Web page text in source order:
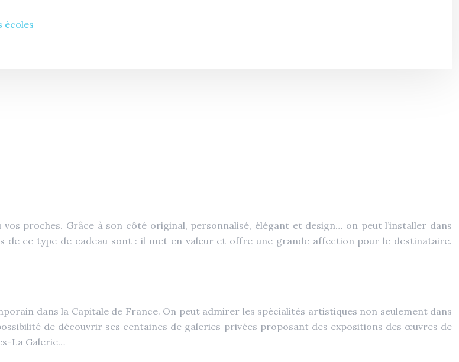
écoles
proches. Grâce à son côté original, personnalisé, élégant et design… on peut l’installer dans
de ce type de cadeau sont : il met en valeur et offre une grande affection pour le destinataire.
dans la Capitale de France. On peut admirer les spécialités artistiques non seulement dans
de découvrir ses centaines de galeries privées proposant des expositions des œuvres de
La Galerie…